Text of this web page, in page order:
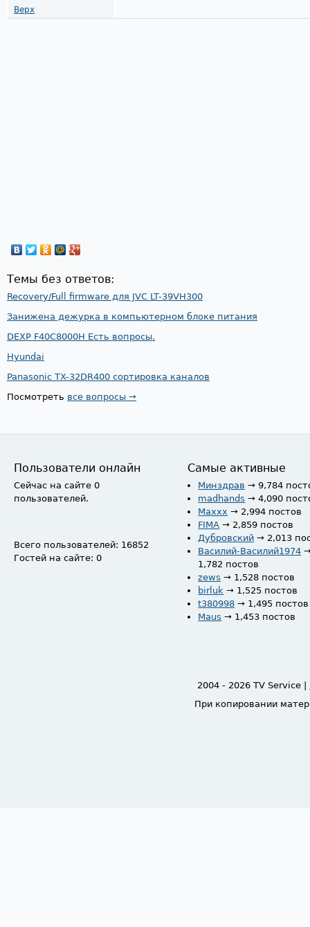
Верх
Темы без ответов:
Recovery/Full firmware для JVC LT-39VH300
Занижена дежурка в компьютерном блоке питания
DEXP F40C8000H Есть вопросы.
Hyundai
Panasonic TX-32DR400 сортировка каналов
Посмотреть все вопросы →
Пользователи онлайн
Сейчас на сайте 0
пользователей.
Всего пользователей: 16852
Гостей на сайте: 0
Самые активные
Минздрав → 9,784
madhands → 4,090
Maxxx → 2,994 постов
FIMA → 2,859 постов
Дубровский → 2,013
Василий-Василий1974
1,782 постов
zews → 1,528 постов
birluk → 1,525 постов
t380998 → 1,495 постов
Maus → 1,453 постов
2004 - 2026 TV Service |
При копировании